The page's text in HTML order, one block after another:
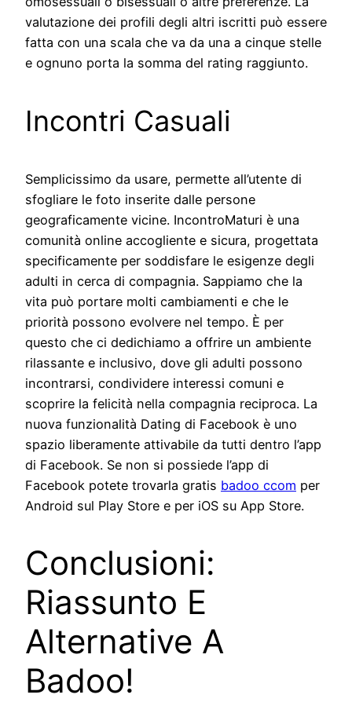
valutazione dei profili degli altri iscritti può essere
fatta con una scala che va da una a cinque stelle
e ognuno porta la somma del rating raggiunto.
Incontri Casuali
Semplicissimo da usare, permette all’utente di
sfogliare le foto inserite dalle persone
geograficamente vicine. IncontroMaturi è una
comunità online accogliente e sicura, progettata
specificamente per soddisfare le esigenze degli
adulti in cerca di compagnia. Sappiamo che la
vita può portare molti cambiamenti e che le
priorità possono evolvere nel tempo. È per
questo che ci dedichiamo a offrire un ambiente
rilassante e inclusivo, dove gli adulti possono
incontrarsi, condividere interessi comuni e
scoprire la felicità nella compagnia reciproca. La
nuova funzionalità Dating di Facebook è uno
spazio liberamente attivabile da tutti dentro l’app
di Facebook. Se non si possiede l’app di
Facebook potete trovarla gratis badoo ccom per
Android sul Play Store e per iOS su App Store.
Conclusioni:
Riassunto E
Alternative A
Badoo!